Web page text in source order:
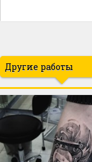
Другие работы